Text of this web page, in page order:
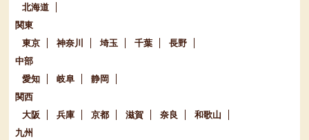
北海道
関東
東京
神奈川 埼玉 千葉
長野
中部
愛知
岐阜
静岡
関西
大阪
兵庫 京都 滋賀 奈良
和歌山
九州